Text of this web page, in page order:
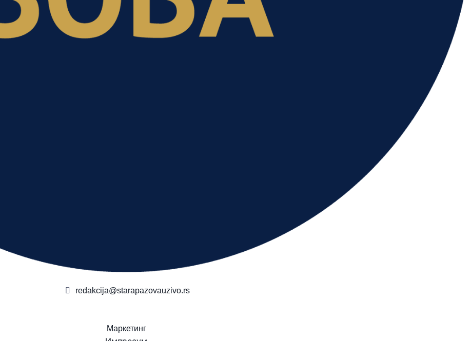
redakcija@starapazovauzivo.rs
Маркетинг